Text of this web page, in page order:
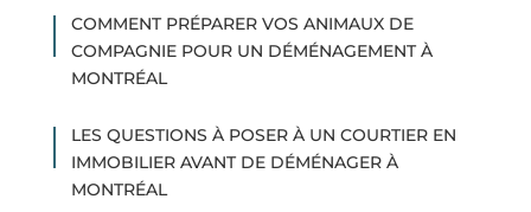
COMMENT PRÉPARER VOS ANIMAUX DE
COMPAGNIE POUR UN DÉMÉNAGEMENT À
MONTRÉAL
LES QUESTIONS À POSER À UN COURTIER EN
IMMOBILIER AVANT DE DÉMÉNAGER À
MONTRÉAL